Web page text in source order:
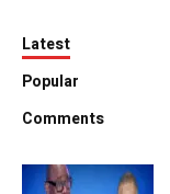
Latest
Popular
Comments